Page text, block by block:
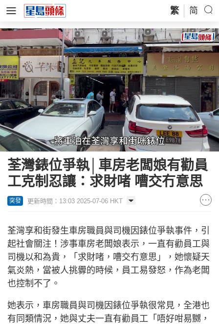
繁 简
Unmute Loaded:
49.65%
荃灣錶位爭執│車房老闆娘有勸員
工克制忍讓：求財啫 嘈交冇意思
突發 更新時間：13:03 2025-07-06 HKT
荃灣享和街發生車房職員與司機因錶位爭執事件，引
起社會關注！涉事車房老闆娘表示，一直有勸員工與
司機以和為貴，「求財啫，嘈交冇意思」，她懷疑天
氣炎熱，當被人挑釁的時候，員工易發怒，作為老闆
也控制不了。
她表示，車房職員與司機因錶位爭執很常見，全港也
有同類情況，她與丈夫一直有勸員工「唔好咁易嬲，